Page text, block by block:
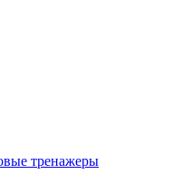
тренажеры